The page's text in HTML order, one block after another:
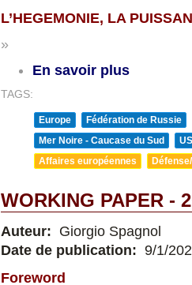
L’HEGEMONIE, LA
»
En savoir plus
TAGS:
Europe
Fédération de Russie
Mer Noire - Caucase du Sud
Affaires européennes
WORKING PAPER -
Auteur: Giorgio Spagnol
Date de publication: 9/1/
Foreword